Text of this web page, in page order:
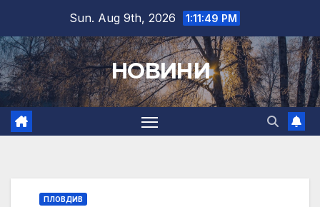
content
Sun. Aug 9th, 2026 1:11:50 PM
НОВИНИ
ПЛОВДИВ